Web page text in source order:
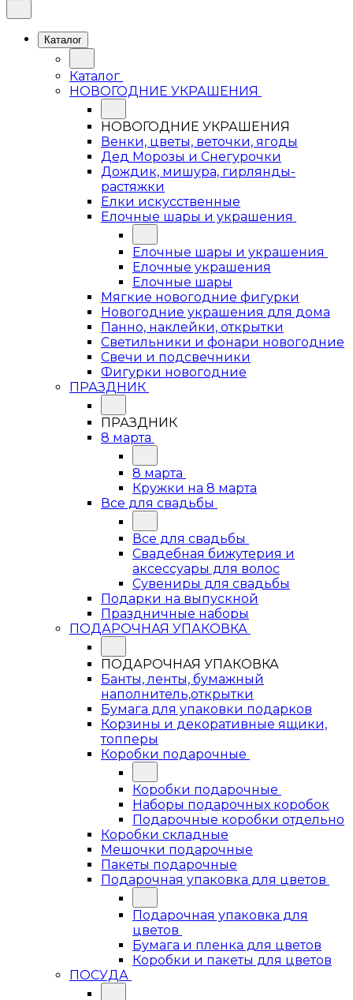
Каталог
Каталог
НОВОГОДНИЕ УКРАШЕНИЯ
НОВОГОДНИЕ УКРАШЕНИЯ
Венки, цветы, веточки, ягоды
Дед Морозы и Снегурочки
Дождик, мишура, гирлянды-
растяжки
Елки искусственные
Елочные шары и украшения
Елочные шары и украшения
Елочные украшения
Елочные шары
Мягкие новогодние фигурки
Новогодние украшения для дома
Панно, наклейки, открытки
Светильники и фонари новогодние
Свечи и подсвечники
Фигурки новогодние
ПРАЗДНИК
ПРАЗДНИК
8 марта
8 марта
Кружки на 8 марта
Все для свадьбы
Все для свадьбы
Свадебная бижутерия и
аксессуары для волос
Сувениры для свадьбы
Подарки на выпускной
Праздничные наборы
ПОДАРОЧНАЯ УПАКОВКА
ПОДАРОЧНАЯ УПАКОВКА
Банты, ленты, бумажный
наполнитель,открытки
Бумага для упаковки подарков
Корзины и декоративные ящики,
топперы
Коробки подарочные
Коробки подарочные
Наборы подарочных коробок
Подарочные коробки отдельно
Коробки складные
Мешочки подарочные
Пакеты подарочные
Подарочная упаковка для цветов
Подарочная упаковка для
цветов
Бумага и пленка для цветов
Коробки и пакеты для цветов
ПОСУДА